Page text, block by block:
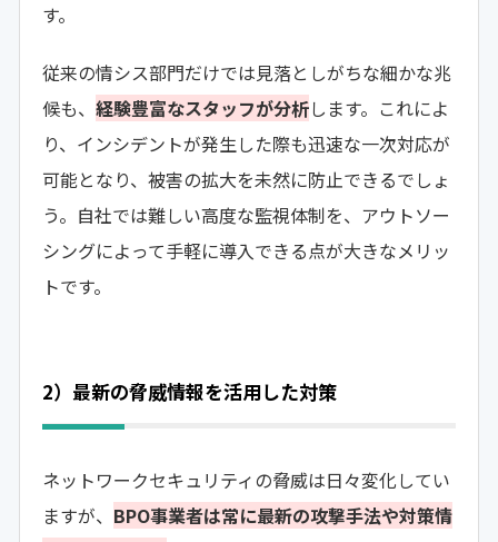
す。
従来の情シス部門だけでは見落としがちな細かな兆
候も、 経験豊富なスタッフが分析します。これによ
り、インシデントが発生した際も迅速な一次対応が
可能となり、被害の拡大を未然に防止できるでしょ
う。自社では難しい高度な監視体制を、アウトソー
シングによって手軽に導入できる点が大きなメリッ
トです。
2）最新の脅威情報を活用した対策
ネットワークセキュリティの脅威は日々変化してい
ますが、 BPO事業者は常に最新の攻撃手法や対策情